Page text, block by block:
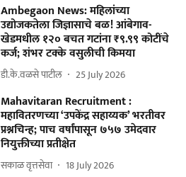
Ambegaon News: महिलांच्या
उद्योजकतेला जिज्ञासाचे बळ! आंबेगाव-
खेडमधील १२० बचत गटांना ₹९.९९ कोटींचे
कर्ज; शंभर टक्के वसुलीची किमया
डी.के.वळसे पाटील 25 July 2026
Mahavitaran Recruitment :
महावितरणच्या ‘उपकेंद्र सहाय्यक’ भरतीवर
प्रश्नचिन्ह; पाच वर्षांपासून ७५७ उमेदवार
नियुक्तीच्या प्रतीक्षेत
सकाळ वृत्तसेवा 18 July 2026